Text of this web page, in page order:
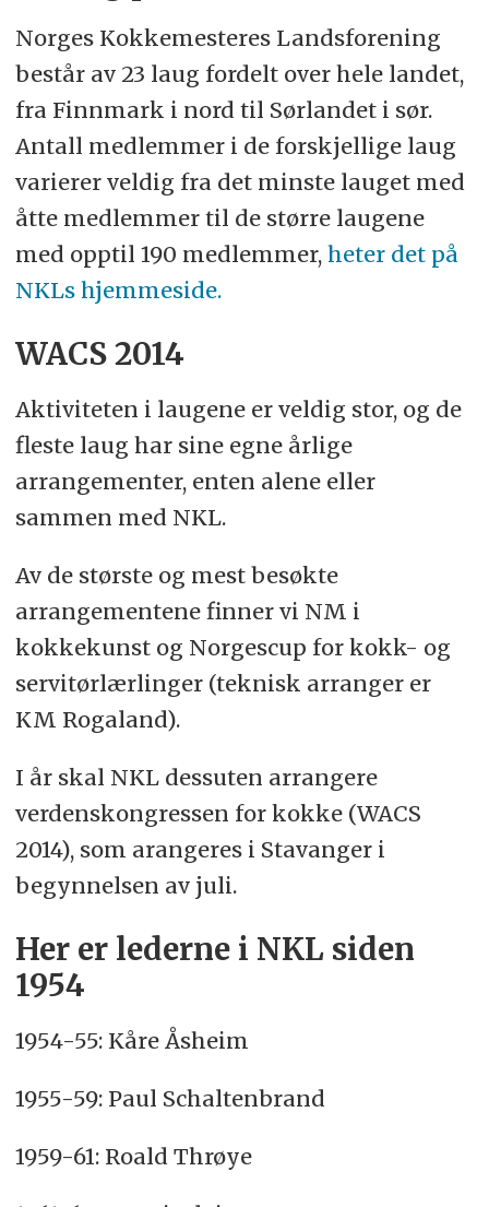
Norges Kokkemesteres Landsforening
består av 23 laug fordelt over hele landet,
fra Finnmark i nord til Sørlandet i sør.
Antall medlemmer i de forskjellige laug
varierer veldig fra det minste lauget med
åtte medlemmer til de større laugene
med opptil 190 medlemmer, heter det på
NKLs hjemmeside.
WACS 2014
Aktiviteten i laugene er veldig stor, og de
fleste laug har sine egne årlige
arrangementer, enten alene eller
sammen med NKL.
Av de største og mest besøkte
arrangementene finner vi NM i
kokkekunst og Norgescup for kokk- og
servitørlærlinger (teknisk arranger er
KM Rogaland).
I år skal NKL dessuten arrangere
verdenskongressen for kokke (WACS
2014), som arangeres i Stavanger i
begynnelsen av juli.
Her er lederne i NKL siden
1954
1954-55: Kåre Åsheim
1955-59: Paul Schaltenbrand
1959-61: Roald Thrøye